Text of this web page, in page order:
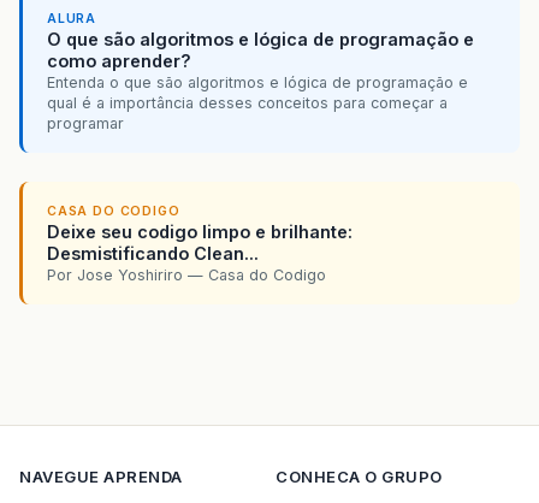
ALURA
O que são algoritmos e lógica de programação e
como aprender?
Entenda o que são algoritmos e lógica de programação e
qual é a importância desses conceitos para começar a
programar
CASA DO CODIGO
Deixe seu codigo limpo e brilhante:
Desmistificando Clean...
Por Jose Yoshiriro — Casa do Codigo
NAVEGUE APRENDA
CONHECA O GRUPO